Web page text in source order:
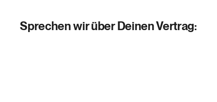
Sprechen wir über Deinen Vertrag: